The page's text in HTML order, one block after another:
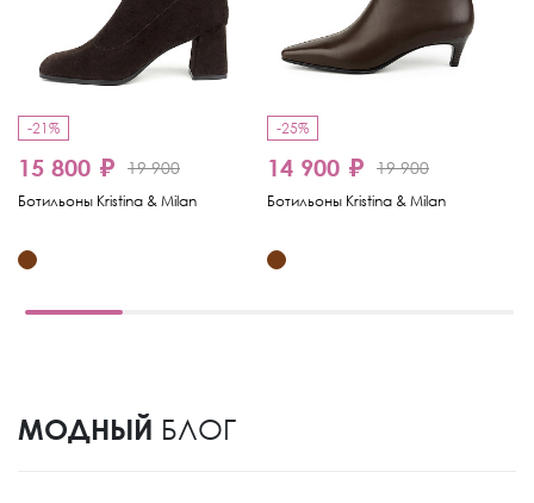
-21%
15 800 ₽ 19 900
Ботильоны Kristina & Milan
-25%
14 900 ₽ 19 900
Ботильоны Kristina & Milan
МОДНЫЙ БЛОГ